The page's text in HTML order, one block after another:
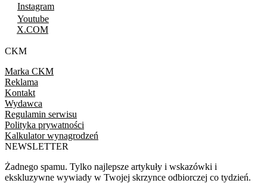
Instagram
Youtube
X.COM
CKM
Marka CKM
Reklama
Kontakt
Wydawca
Regulamin serwisu
Polityka prywatności
Kalkulator wynagrodzeń
NEWSLETTER
Żadnego spamu. Tylko najlepsze artykuły i wskazówki i
ekskluzywne wywiady w Twojej skrzynce odbiorczej co tydzień.